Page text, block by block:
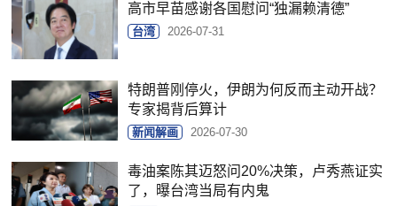
高市早苗感谢各国慰问“独漏赖清德”
台湾 2026-07-31
特朗普刚停火，伊朗为何反而主动开战？
专家揭背后算计
新闻解画 2026-07-30
毒油案陈其迈怒问20%决策，卢秀燕证实
了，曝台湾当局有内鬼